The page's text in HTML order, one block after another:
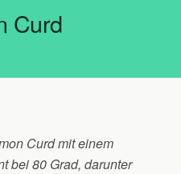
Curd
Curd mit einem
bei 80 Grad, darunter